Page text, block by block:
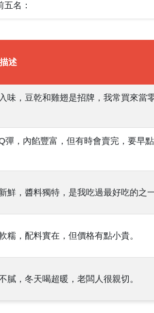
名：
述
味，豆乾和雞翅是招牌，我常買來當
彈，內餡豐富，但有時會賣完，要早點
鮮，醬料獨特，是我吃過最好吃的之
糯，配料實在，但價格有點小貴。
膩，冬天喝超暖，老闆人很親切。